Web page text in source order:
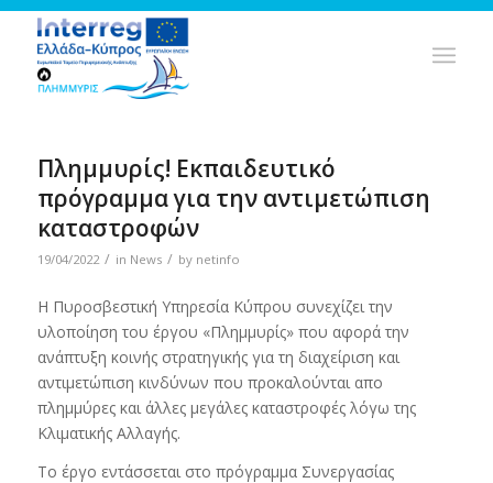
Πλημμυρίς! Eκπαιδευτικό
πρόγραμμα για την αντιμετώπιση
καταστροφών
19/04/2022 / in News / by netinfo
Η Πυροσβεστική Υπηρεσία Κύπρου συνεχίζει την
υλοποίηση του έργου «Πλημμυρίς» που αφορά την
ανάπτυξη κοινής στρατηγικής για τη διαχείριση και
αντιμετώπιση κινδύνων που προκαλούνται απο
πλημμύρες και άλλες μεγάλες καταστροφές λόγω της
Κλιματικής Αλλαγής.
Το έργο εντάσσεται στο πρόγραμμα Συνεργασίας